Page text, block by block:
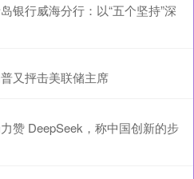
银行威海分行：以“五个坚持”深
又抨击美联储主席
赞 DeepSeek，称中国创新的步